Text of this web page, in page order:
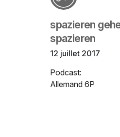
spazieren
spazieren
12 juillet 2017
Podcast:
Allemand 6P